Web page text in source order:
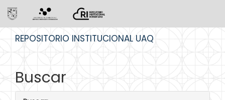
REPOSITORIO INSTITUCIONAL UAQ
Buscar